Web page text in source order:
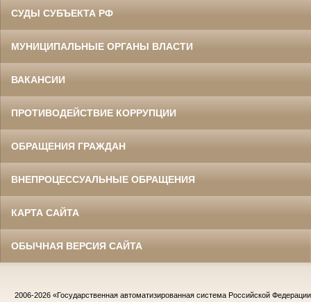
СУДЫ СУБЪЕКТА РФ
МУНИЦИПАЛЬНЫЕ ОРГАНЫ ВЛАСТИ
ВАКАНСИИ
ПРОТИВОДЕЙСТВИЕ КОРРУПЦИИ
ОБРАЩЕНИЯ ГРАЖДАН
ВНЕПРОЦЕССУАЛЬНЫЕ ОБРАЩЕНИЯ
КАРТА САЙТА
ОБЫЧНАЯ ВЕРСИЯ САЙТА
2006-2026 «Государственная автоматизированная система Российской